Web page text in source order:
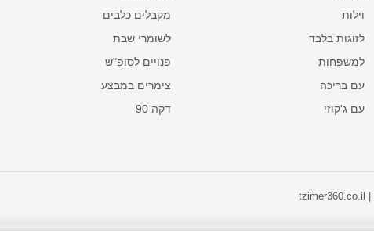
וילות
לזוגות בלבד
למשפחות
עם בריכה
עם ג'קוזי
מקבלים כלבים
לשומרי שבת
פנויים לסופ"ש
צימרים במבצע
דקה 90